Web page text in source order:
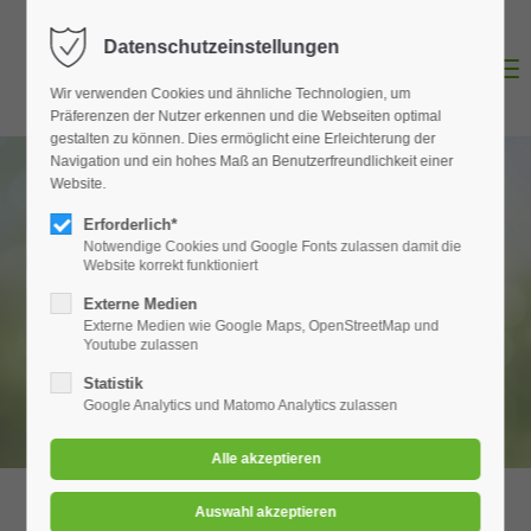
Login
Benutzername
Passwort
Support
BHD Sozialstation & Tagespflegen -
News|
Datenschutzeinstellungen
Wir verwenden Cookies und ähnliche Technologien, um
Präferenzen der Nutzer erkennen und die Webseiten optimal
gestalten zu können. Dies ermöglicht eine Erleichterung der
Navigation und ein hohes Maß an Benutzerfreundlichkeit einer
Website.
Erforderlich*
Notwendige Cookies und Google Fonts zulassen damit die
Website korrekt funktioniert
Externe Medien
Externe Medien wie Google Maps, OpenStreetMap und
Youtube zulassen
Statistik
Google Analytics und Matomo Analytics zulassen